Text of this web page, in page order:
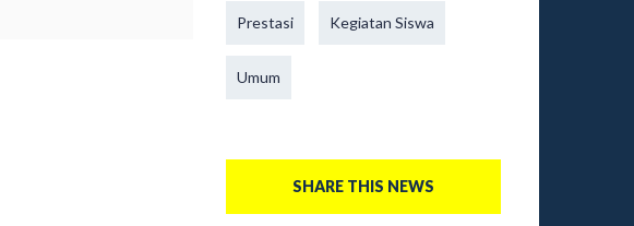
Prestasi Kegiatan Siswa
Umum
SHARE THIS NEWS